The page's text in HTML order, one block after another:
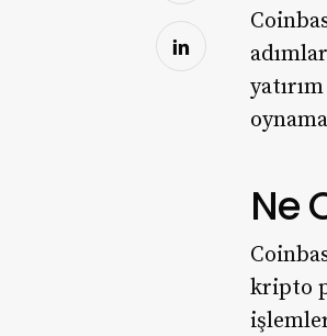
Ne
kripto